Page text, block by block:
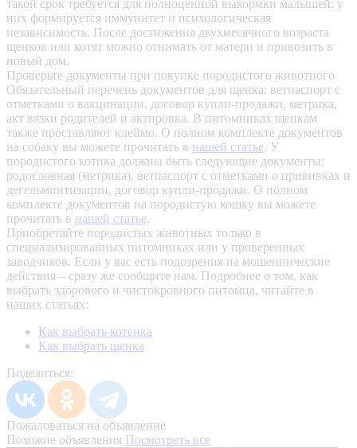
такой срок требуется для полноценной выкормки малышей: у
них формируется иммунитет и психологическая
независимость. После достижения двухмесячного возраста
щенков или котят можно отнимать от матери и привозить в
новый дом.
Проверьте документы при покупке породистого животного
Обязательный перечень документов для щенка: ветпаспорт с
отметками о вакцинации, договор купли-продажи, метрика,
акт вязки родителей и актировка. В питомниках щенкам
также проставляют клеймо. О полном комплекте документов
на собаку вы можете прочитать в нашей статье. У
породистого котика должны быть следующие документы:
родословная (метрика), ветпаспорт с отметками о прививках и
дегельминтизации, договор купли-продажи. О полном
комплекте документов на породистую кошку вы можете
прочитать в нашей статье.
Приобретайте породистых животных только в
специализированных питомниках или у проверенных
заводчиков. Если у вас есть подозрения на мошеннические
действия – сразу же сообщите нам. Подробнее о том, как
выбрать здорового и чистокровного питомца, читайте в
наших статьях:
Как выбрать котенка
Как выбрать щенка
Поделиться:
Пожаловаться на объявление
Похожие объявления Посмотреть все